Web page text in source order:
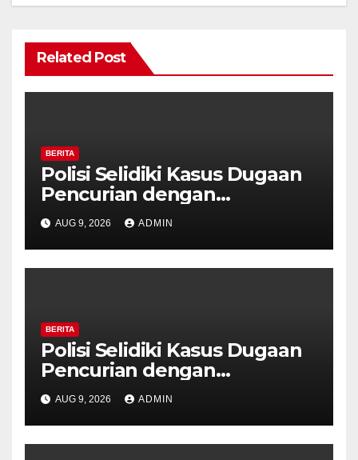
Related Post
BERITA
Polisi Selidiki Kasus Dugaan
Pencurian dengan
Kekerasan di Counter HP
Royal Phone Ambarawa.
AUG 9, 2026 ADMIN
BERITA
Polisi Selidiki Kasus Dugaan
Pencurian dengan
Kekerasan di Counter HP
Royal Phone Ambarawa.
AUG 9, 2026 ADMIN